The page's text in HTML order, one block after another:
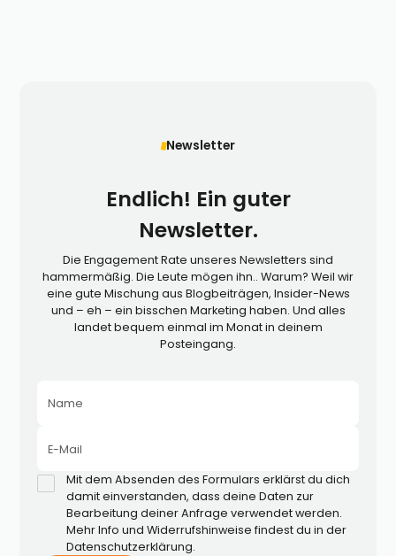
Newsletter
Endlich! Ein guter
Newsletter.
Die Engagement Rate unseres Newsletters sind
hammermäßig. Die Leute mögen ihn.. Warum? Weil wir
eine gute Mischung aus Blogbeiträgen, Insider-News
und – eh – ein bisschen Marketing haben. Und alles
landet bequem einmal im Monat in deinem
Posteingang.
Name
E-Mail
Mit dem Absenden des Formulars erklärst du dich
damit einverstanden, dass deine Daten zur
Bearbeitung deiner Anfrage verwendet werden.
Mehr Info und Widerrufshinweise findest du in der
Datenschutzerklärung.